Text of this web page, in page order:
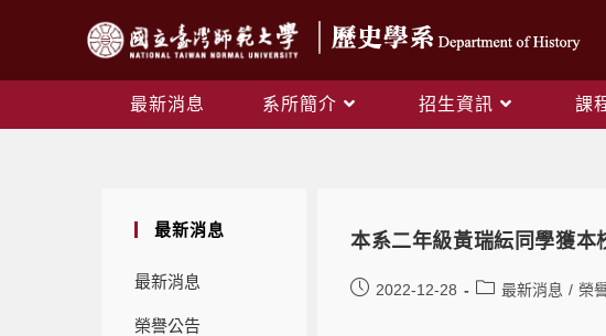
最新消息 系所簡介 招生資訊 課
最新消息
最新消息
榮譽公告
本系二年級黃瑞紜同學獲本
2022-12-28 最新消息 / 榮